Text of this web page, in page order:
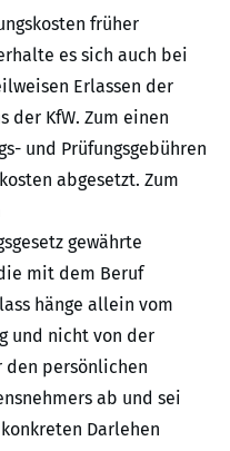
früher
es sich auch bei
Erlassen der
der KfW. Zum einen
und Prüfungsgebühren
abgesetzt. Zum
gewährte
mit dem Beruf
hänge allein vom
und nicht von der
persönlichen
ab und sei
Darlehen